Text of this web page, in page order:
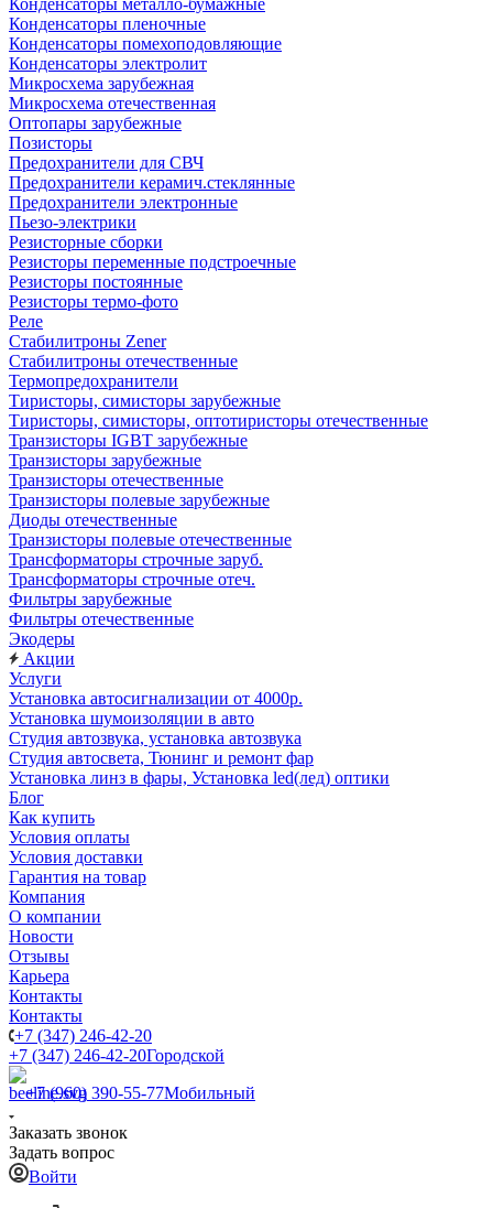
Конденсаторы металло-бумажные
Конденсаторы пленочные
Конденсаторы помехоподовляющие
Конденсаторы электролит
Микросхема зарубежная
Микросхема отечественная
Оптопары зарубежные
Позисторы
Предохранители для СВЧ
Предохранители керамич.стеклянные
Предохранители электронные
Пьезо-электрики
Резисторные сборки
Резисторы переменные подстроечные
Резисторы постоянные
Резисторы термо-фото
Реле
Стабилитроны Zener
Стабилитроны отечественные
Термопредохранители
Тиристоры, симисторы зарубежные
Тиристоры, симисторы, оптотиристоры отечественные
Транзисторы IGBT зарубежные
Транзисторы зарубежные
Транзисторы отечественные
Транзисторы полевые зарубежные
Диоды отечественные
Транзисторы полевые отечественные
Трансформаторы строчные заруб.
Трансформаторы строчные отеч.
Фильтры зарубежные
Фильтры отечественные
Экодеры
Акции
Услуги
Установка автосигнализации от 4000р.
Установка шумоизоляции в авто
Студия автозвука, установка автозвука
Студия автосвета, Тюнинг и ремонт фар
Установка линз в фары, Установка led(лед) оптики
Блог
Как купить
Условия оплаты
Условия доставки
Гарантия на товар
Компания
О компании
Новости
Отзывы
Карьера
Контакты
Контакты
+7 (347) 246-42-20
+7 (347) 246-42-20Городской
+7 (960) 390-55-77Мобильный
Заказать звонок
Задать вопрос
Войти